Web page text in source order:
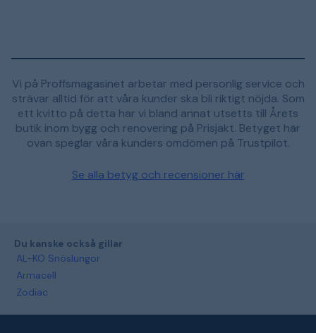
Vi på Proffsmagasinet arbetar med personlig service och
strävar alltid för att våra kunder ska bli riktigt nöjda. Som
ett kvitto på detta har vi bland annat utsetts till Årets
butik inom bygg och renovering på Prisjakt. Betyget här
ovan speglar våra kunders omdömen på Trustpilot.
Se alla betyg och recensioner här
Du kanske också gillar
AL-KO Snöslungor
Armacell
Zodiac